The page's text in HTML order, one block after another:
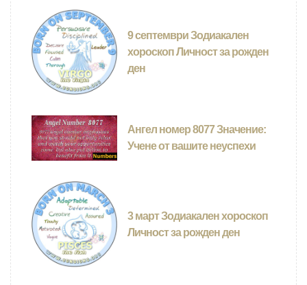
9 септември Зодиакален
хороскоп Личност за рожден
ден
Ангел номер 8077 Значение:
Учене от вашите неуспехи
3 март Зодиакален хороскоп
Личност за рожден ден